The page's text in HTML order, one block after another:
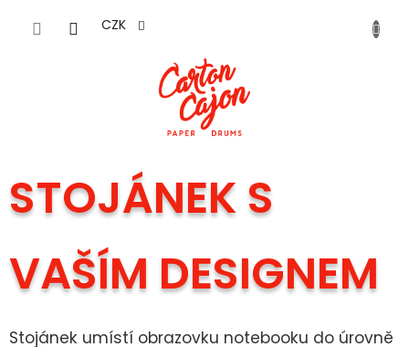
CZK
STOJÁNEK S
VAŠÍM DESIGNEM
Stojánek umístí obrazovku notebooku do úrovně